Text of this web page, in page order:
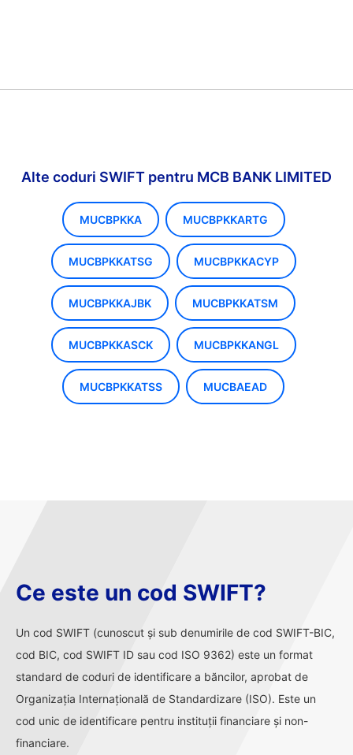
Alte coduri SWIFT pentru MCB BANK LIMITED
MUCBPKKA MUCBPKKARTG
MUCBPKKATSG MUCBPKKACYP
MUCBPKKAJBK MUCBPKKATSM
MUCBPKKASCK MUCBPKKANGL
MUCBPKKATSS MUCBAEAD
Ce este un cod SWIFT?
Un cod SWIFT (cunoscut și sub denumirile de cod SWIFT-BIC,
cod BIC, cod SWIFT ID sau cod ISO 9362) este un format
standard de coduri de identificare a băncilor, aprobat de
Organizația Internațională de Standardizare (ISO). Este un
cod unic de identificare pentru instituții financiare și non-
financiare.